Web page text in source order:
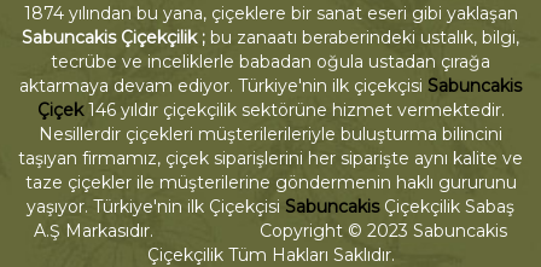
1874 yılından bu yana, çiçeklere bir sanat eseri gibi yaklaşan
Sabuncakis Çiçekçilik ; bu zanaatı beraberindeki ustalık, bilgi,
tecrübe ve inceliklerle babadan oğula ustadan çırağa
aktarmaya devam ediyor. Türkiye'nin ilk çiçekçisi Sabuncakis
Çiçek146 yıldır çiçekçilik sektörüne hizmet vermektedir.
Nesillerdir çiçekleri müşterilerileriyle buluşturma bilincini
taşıyan firmamız, çiçek siparişlerini her siparişte aynı kalite ve
taze çiçekler ile müşterilerine göndermenin haklı gururunu
yaşıyor. Türkiye'nin ilk Çiçekçisi SabuncakisÇiçekçilik Sabaş
A.Ş Markasıdır. Copyright © 2023 Sabuncakis
Çiçekçilik Tüm Hakları Saklıdır.